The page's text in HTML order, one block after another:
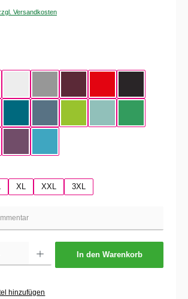
Versandkosten
XL XXL 3XL
In den Warenkorb
hinzufügen